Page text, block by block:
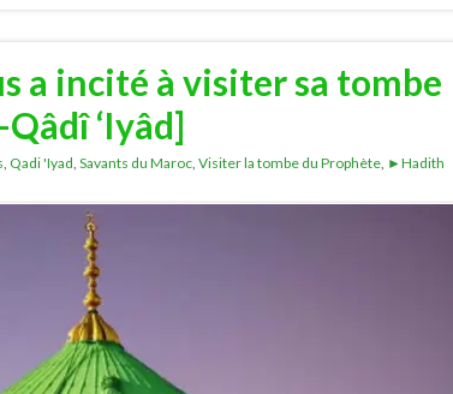
a incité à visiter sa tombe
‘Iyâd]
, Qadi 'Iyad, Savants du Maroc, Visiter la tombe du Prophète, ►Hadith